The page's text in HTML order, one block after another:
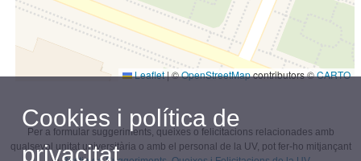
Leaflet|©OpenStreetMapcontributors ©CARTO
Per a formular suggeriments, queixes o felicitacions relacionades amb
qualsevol unitat universitària o amb el personal de la UV, pot fer-ho mitjançant
Cookies i política de
privacitat